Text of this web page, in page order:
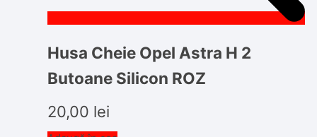
Husa Cheie Opel Astra H 2
Butoane Silicon ROZ
20,00 lei